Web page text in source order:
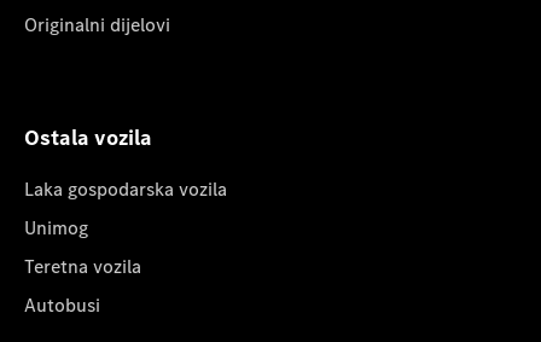
Originalni dijelovi
Ostala vozila
Laka gospodarska vozila
Unimog
Teretna vozila
Autobusi